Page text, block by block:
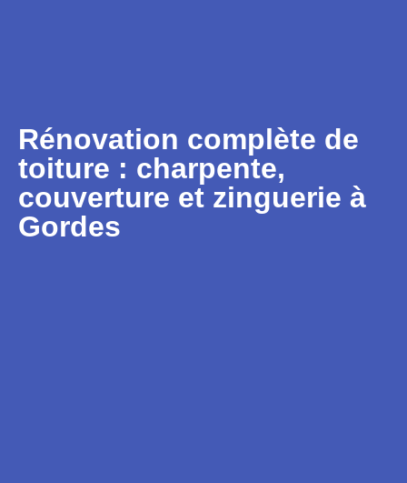
Rénovation complète de
toiture : charpente,
couverture et zinguerie à
Gordes